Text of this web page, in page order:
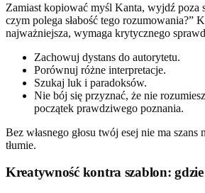
Zamiast kopiować myśl Kanta, wyjdź poza
czym polega słabość tego rozumowania?”
najważniejsza, wymaga krytycznego
Zachowuj dystans do autorytetu.
Porównuj różne interpretacje.
Szukaj luk i paradoksów.
Nie bój się przyznać, że nie
początek prawdziwego poznania.
Bez własnego głosu twój esej nie ma
tłumie.
Kreatywność kontra szablon: